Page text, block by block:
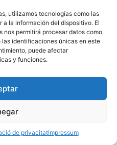
utilizamos tecnologías como las
la información del dispositivo. El
permitirá procesar datos como
identificaciones únicas en este
puede afectar
y funciones.
de privacitatImpressum
|